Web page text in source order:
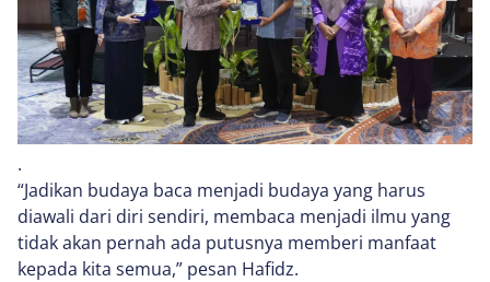
.
“Jadikan budaya baca menjadi budaya yang harus
diawali dari diri sendiri, membaca menjadi ilmu yang
tidak akan pernah ada putusnya memberi manfaat
kepada kita semua,” pesan Hafidz.